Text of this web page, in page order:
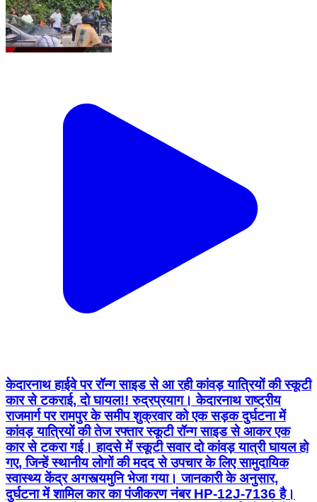
केदारनाथ हाईवे पर रॉन्ग साइड से आ रही कांवड़ यात्रियों की स्कूटी
कार से टकराई, दो घायल!! रुद्रप्रयाग। केदारनाथ राष्ट्रीय
राजमार्ग पर रामपुर के समीप शुक्रवार को एक सड़क दुर्घटना में
कांवड़ यात्रियों की तेज रफ्तार स्कूटी रॉन्ग साइड से आकर एक
कार से टकरा गई। हादसे में स्कूटी सवार दो कांवड़ यात्री घायल हो
गए, जिन्हें स्थानीय लोगों की मदद से उपचार के लिए सामुदायिक
स्वास्थ्य केंद्र अगस्त्यमुनि भेजा गया। जानकारी के अनुसार,
दुर्घटना में शामिल कार का पंजीकरण नंबर HP-12J-7136 है।